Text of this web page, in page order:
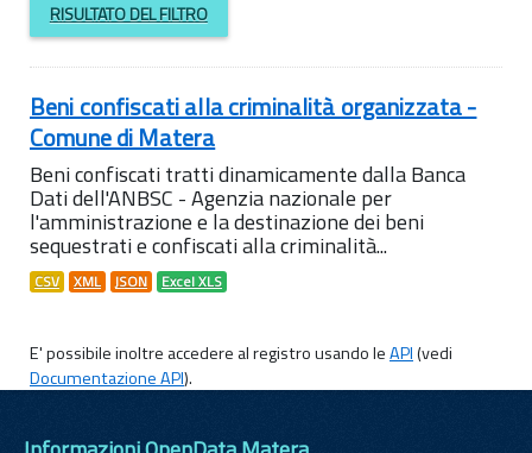
RISULTATO DEL FILTRO
Beni confiscati alla criminalità organizzata -
Comune di Matera
Beni confiscati tratti dinamicamente dalla Banca
Dati dell'ANBSC - Agenzia nazionale per
l'amministrazione e la destinazione dei beni
sequestrati e confiscati alla criminalità...
CSV XML JSON Excel XLS
E' possibile inoltre accedere al registro usando leAPI(vedi
Documentazione API).